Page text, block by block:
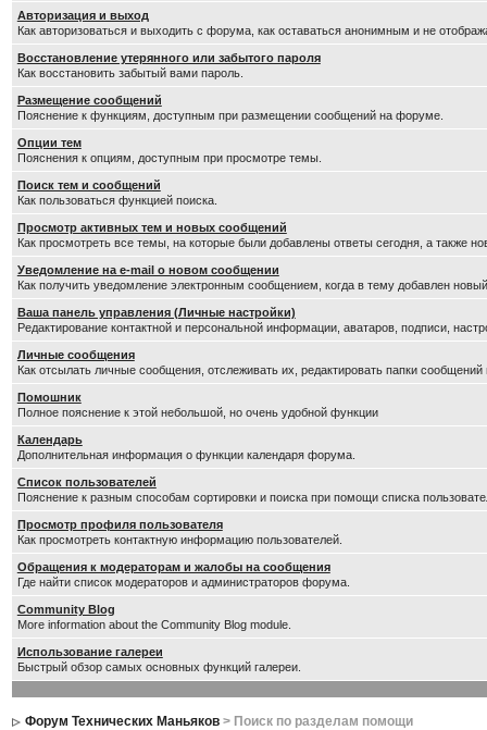
Авторизация и выход
Как авторизоваться и выходить с форума, как оставаться анонимным и не
Восстановление утерянного или забытого пароля
Как восстановить забытый вами пароль.
Размещение сообщений
Пояснение к функциям, доступным при размещении сообщений на форуме.
Опции тем
Пояснения к опциям, доступным при просмотре темы.
Поиск тем и сообщений
Как пользоваться функцией поиска.
Просмотр активных тем и новых сообщений
Как просмотреть все темы, на которые были добавлены ответы сегодня, а также
Уведомление на е-mail о новом сообщении
Как получить уведомление электронным сообщением, когда в тему добавлен новый
Ваша панель управления (Личные настройки)
Редактирование контактной и персональной информации, аватаров, подписи,
Личные сообщения
Как отсылать личные сообщения, отслеживать их, редактировать папки
Помошник
Полное пояснение к этой небольшой, но очень удобной функции
Календарь
Дополнительная информация о функции календаря форума.
Список пользователей
Пояснение к разным способам сортировки и поиска при помощи списка
Просмотр профиля пользователя
Как просмотреть контактную информацию пользователей.
Обращения к модераторам и жалобы на сообщения
Где найти список модераторов и администраторов форума.
Community Blog
More information about the Community Blog module.
Использование галереи
Быстрый обзор самых основных функций галереи.
Форум Технических Маньяков> Поиск по разделам помощи